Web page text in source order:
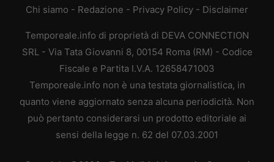
Chi siamo - Redazione - Privacy Policy - Disclaimer
Temporeale.info di proprietà di DEVA CONNECTION
SRL - Via Tata Giovanni 8, 00154 Roma (RM) - Codice
Fiscale e Partita I.V.A. 12658471003
Temporeale.info non è una testata giornalistica, in
quanto viene aggiornato senza alcuna periodicità. Non
può pertanto considerarsi un prodotto editoriale ai
sensi della legge n. 62 del 07.03.2001